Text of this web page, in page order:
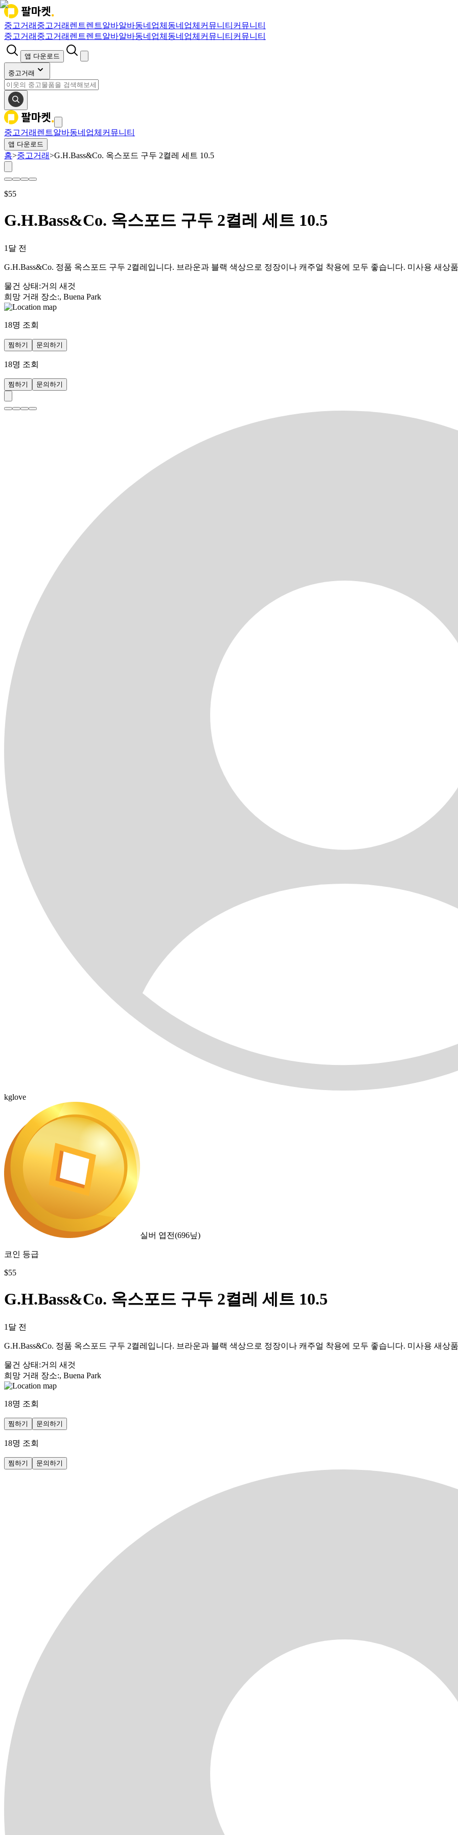
중고거래 중고거래 렌트렌트알바알바동네업체 동네업체 커뮤니티 커뮤니티
중고거래 중고거래 렌트렌트알바알바동네업체 동네업체 커뮤니티 커뮤니티
앱 다운로드
중고거래
중고거래 렌트알바동네업체 커뮤니티
앱 다운로드
홈>중고거래>G.H.Bass&Co. 옥스포드 구두 2켤레 세트 10.5
$55
G.H.Bass&Co. 옥스포드 구두 2켤레 세트 10.5
1달 전
G.H.Bass&Co. 정품 옥스포드 구두 2켤레입니다. 브라운과 블랙 색상으로 정장이나 캐주얼 착용에 모두 좋습니다. 미사용 새상
물건 상태 :거의 새것
희망 거래 장소:, Buena Park
18명 조회
찜하기 문의하기
18명 조회
찜하기 문의하기
kglove
실버 엽전(696닢)
코인 등급
$55
G.H.Bass&Co. 옥스포드 구두 2켤레 세트 10.5
1달 전
G.H.Bass&Co. 정품 옥스포드 구두 2켤레입니다. 브라운과 블랙 색상으로 정장이나 캐주얼 착용에 모두 좋습니다. 미사용 새상
물건 상태 :거의 새것
희망 거래 장소:, Buena Park
18명 조회
찜하기 문의하기
18명 조회
찜하기 문의하기